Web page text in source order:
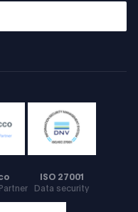
ISO 27001
Data security